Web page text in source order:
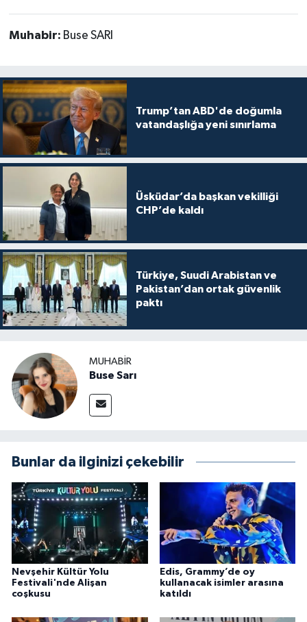
Muhabir: Buse SARI
Trump’tan ABD'de doğumla
vatandaşlığa yeni sınırlama
Üsküdar’da başkan vekilliği
CHP’de kaldı
Türkiye, Suudi Arabistan ve
Pakistan’dan ortak güvenlik
paktı
MUHABIR
Buse Sarı
Bunlar da ilginizi çekebilir
Nevşehir Kültür Yolu
Festivali'nde Alişan
coşkusu
Edis, Grammy’de oy
kullanacak isimler arasına
katıldı